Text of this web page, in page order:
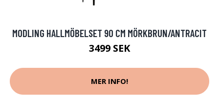
MODLING HALLMÖBELSET 90 CM MÖRKBRUN/ANTRACIT
3499 SEK
MER INFO!